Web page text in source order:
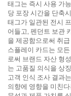
태그는 즉시 사용 가
당 포장 시간을 단축
태그가 일관된 전시
어들고, 펜던트 보관
을 제공함으로써 취
스플레이 카드는 모
로써 브랜드 자산 형
는 고품질 의식을 상
고객 인식 조사 결과
의향에 영향을 미친